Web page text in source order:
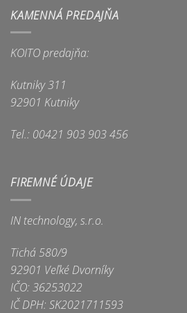
KAMENNÁ PREDAJŇA
KOITO predajňa:
Kutniky 311
92901 Kutniky
Tel.: 00421 903 903 456
FIREMNÉ ÚDAJE
IN technology, s.r.o.
Tichá 580/9
92901 Veľké Dvorníky
IČO: 36253022
IČ DPH: SK2021711593